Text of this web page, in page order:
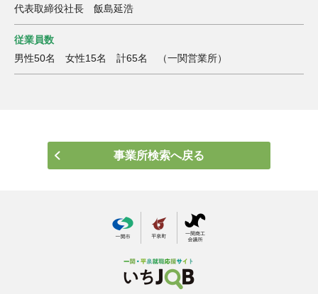
代表取締役社長 飯島延浩
従業員数
男性50名 女性15名 計65名 （一関営業所）
事業所検索へ戻る